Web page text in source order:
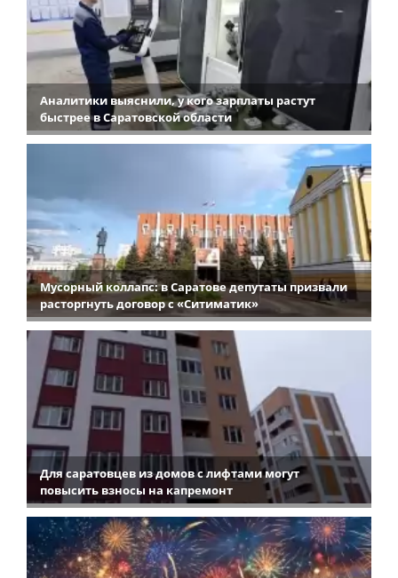
Аналитики выяснили, у кого зарплаты растут
быстрее в Саратовской области
Мусорный коллапс: в Саратове депутаты призвали
расторгнуть договор с «Ситиматик»
Для саратовцев из домов с лифтами могут
повысить взносы на капремонт